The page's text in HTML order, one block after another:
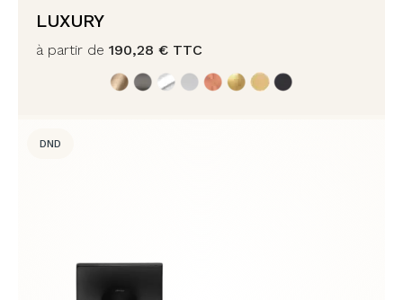
LUXURY
à partir de 190,28 € TTC
DND